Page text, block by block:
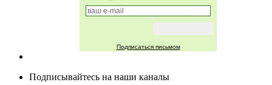
Подписаться письмом
Подписывайтесь на наши каналы